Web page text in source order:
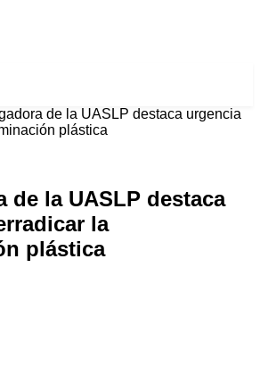
de la UASLP destaca urgencia
plástica
de la UASLP destaca
la
plástica